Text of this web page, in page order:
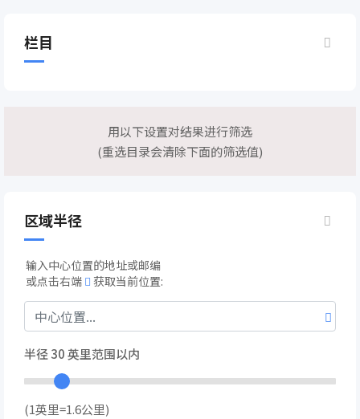
栏目
用以下设置对结果进行筛选
(重选目录会清除下面的筛选值)
区域半径
输入中心位置的地址或邮编
或点击右端
获取当前位置:
半径30英里范围以内
(1英里=1.6公里)